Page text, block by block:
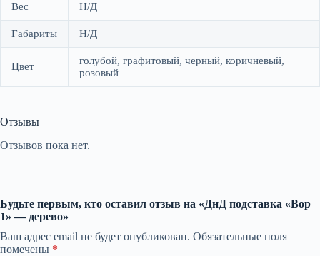
Вес Н/Д
Габариты Н/Д
Цвет
голубой, графитовый, черный, коричневый,
розовый
Отзывы
Отзывов пока нет.
Будьте первым, кто оставил отзыв на «ДнД подставка «Вор
1» — дерево»
Ваш адрес email не будет опубликован. Обязательные поля
помечены *